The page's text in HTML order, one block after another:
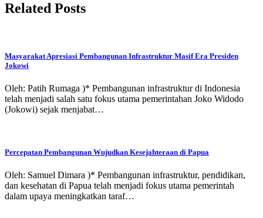
Related Posts
Masyarakat Apresiasi Pembangunan Infrastruktur Masif Era Presiden
Jokowi
Oleh: Patih Rumaga )* Pembangunan infrastruktur di Indonesia
telah menjadi salah satu fokus utama pemerintahan Joko Widodo
(Jokowi) sejak menjabat…
Percepatan Pembangunan Wujudkan Kesejahteraan di Papua
Oleh: Samuel Dimara )* Pembangunan infrastruktur, pendidikan,
dan kesehatan di Papua telah menjadi fokus utama pemerintah
dalam upaya meningkatkan taraf…